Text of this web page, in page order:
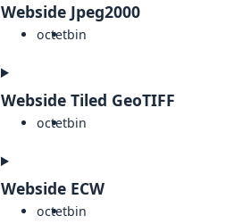
Webside Jpeg2000
octetbin
Webside Tiled GeoTIFF
octetbin
Webside ECW
octetbin